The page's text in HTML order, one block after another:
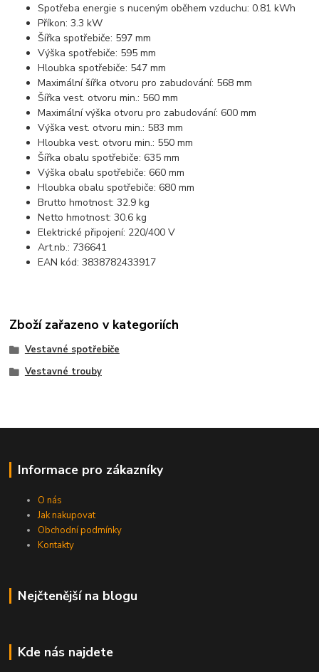
Spotřeba energie s nuceným oběhem vzduchu: 0.81 kWh
Příkon: 3.3 kW
Šířka spotřebiče: 597 mm
Výška spotřebiče: 595 mm
Hloubka spotřebiče: 547 mm
Maximální šířka otvoru pro zabudování: 568 mm
Šířka vest. otvoru min.: 560 mm
Maximální výška otvoru pro zabudování: 600 mm
Výška vest. otvoru min.: 583 mm
Hloubka vest. otvoru min.: 550 mm
Šířka obalu spotřebiče: 635 mm
Výška obalu spotřebiče: 660 mm
Hloubka obalu spotřebiče: 680 mm
Brutto hmotnost: 32.9 kg
Netto hmotnost: 30.6 kg
Elektrické připojení: 220/400 V
Art.nb.: 736641
EAN kód: 3838782433917
Zboží zařazeno v kategoriích
Vestavné spotřebiče
Vestavné trouby
Informace pro zákazníky
O nás
Jak nakupovat
Obchodní podmínky
Kontakty
Nejčtenější na blogu
Kde nás najdete